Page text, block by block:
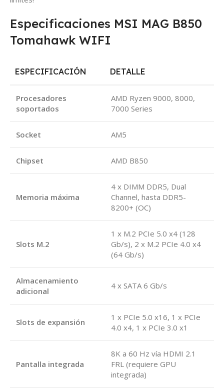
Especificaciones MSI MAG B850
Tomahawk WIFI
ESPECIFICACIÓN DETALLE
Procesadores
soportados
AMD Ryzen 9000, 8000,
7000 Series
Socket AM5
Chipset AMD B850
Memoria máxima
4 x DIMM DDR5, Dual
Channel, hasta DDR5-
8200+ (OC)
Slots M.2
1 x M.2 PCIe 5.0 x4 (128
Gb/s), 2 x M.2 PCIe 4.0 x4
(64 Gb/s)
Almacenamiento
adicional
4 x SATA 6 Gb/s
Slots de expansión
1 x PCIe 5.0 x16, 1 x PCIe
4.0 x4, 1 x PCIe 3.0 x1
Pantalla integrada
8K a 60 Hz vía HDMI 2.1
FRL (requiere GPU
integrada)